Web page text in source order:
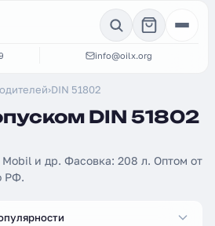
info@oilx.org
›DIN 51802
DIN 51802
Mobil и др. Фасовка: 208 л. Оптом от
РФ.